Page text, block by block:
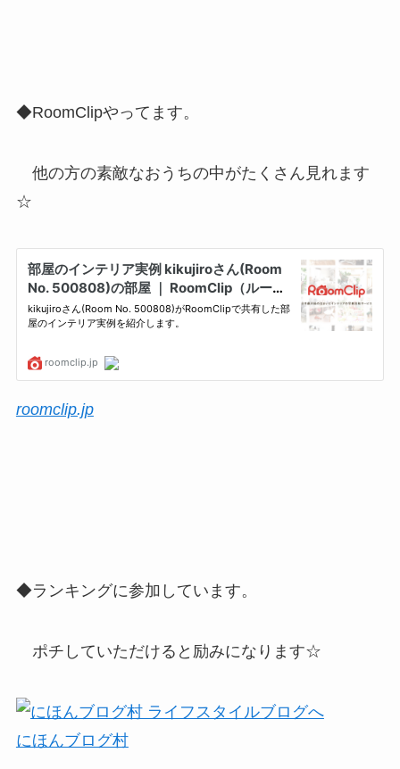
◆RoomClipやってます。
他の方の素敵なおうちの中がたくさん見れます
☆
roomclip.jp
◆ランキングに参加しています。
ポチしていただけると励みになります☆
にほんブログ村